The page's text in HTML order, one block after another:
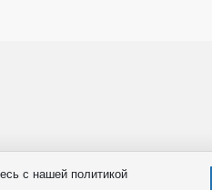
с нашей политикой